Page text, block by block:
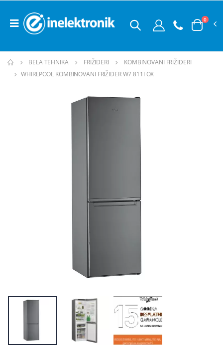
0
BELA TEHNIKA FRIŽIDERI
KOMBINOVANI FRIŽIDERI
WHIRLPOOL KOMBINOVANI FRIŽIDER W7 811I OX